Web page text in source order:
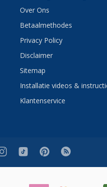
Over Ons
Betaalmethodes
Privacy Policy
Disclaimer
Sitemap
Installatie videos &
Klantenservice